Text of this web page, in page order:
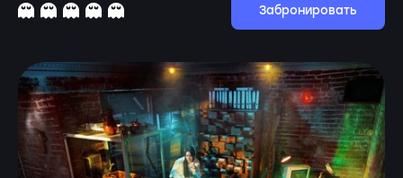
Забронировать